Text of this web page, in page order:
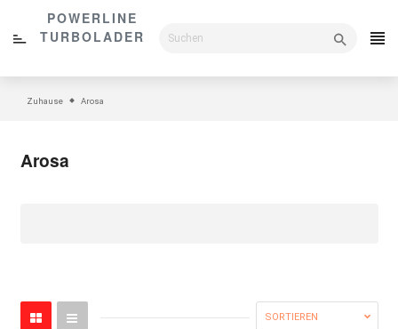
Inhalt
POWERLINE
TURBOLADER
Zuhause Arosa
Arosa
SORTIEREN